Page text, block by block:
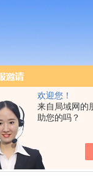
欢迎您！
来自局域网的
助您的吗？